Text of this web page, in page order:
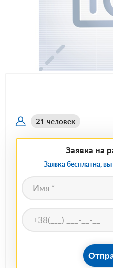
21 человек
Заявка на
Заявка бесплатна,